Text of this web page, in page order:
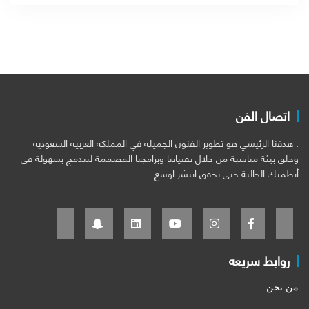
اتصال الفن
. هدفنا الرئيسي هو تطوير الفنون الجميلة في المملكة العربية السعودية
وخلق بيئة مناسبة من خلال تقنياتنا وبرامجنا المصممة لتندمج بسهولة في
أنظمتك الحالية حتى تحقق انتشر اوسع
روابط سريعه
من نحن